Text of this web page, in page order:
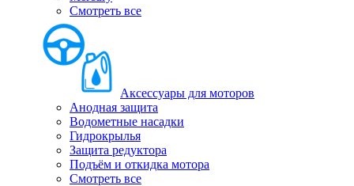
Смотреть все
Аксессуары для моторов
Анодная защита
Водометные насадки
Гидрокрылья
Защита редуктора
Подъём и откидка мотора
Смотреть все